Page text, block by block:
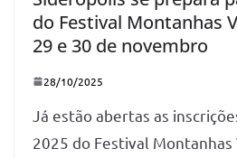
do Festival Montanhas
29 e 30 de novembro
28/10/2025
Já estão abertas as
2025 do Festival Montanhas